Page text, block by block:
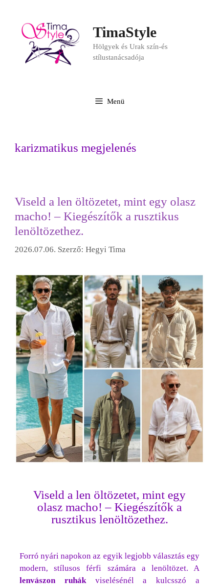
TimaStyle
Hölgyek és Urak szín-és
stílustanácsadója
Menü
karizmatikus megjelenés
Viseld a len öltözetet, mint egy olasz
macho! – Kiegészítők a rusztikus
lenöltözethez.
2026.07.06. Szerző: Hegyi Tima
Viseld a len öltözetet, mint egy
olasz macho! – Kiegészítők a
rusztikus lenöltözethez.
Forró nyári napokon az egyik legjobb választás egy
modern, stílusos férfi számára a lenöltözet. A
lenvászon ruhákviselésénél a kulcsszó a